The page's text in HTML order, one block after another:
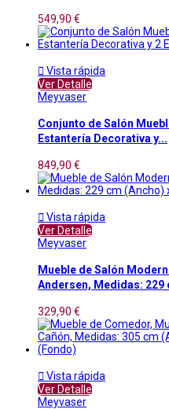
549,90 €
 Vista rápida
Ver Detalle
Meyvaser
Conjunto de Salón
Estantería Decorativa y...
849,90 €
 Vista rápida
Ver Detalle
Meyvaser
Mueble de Salón
Andersen, Medidas: 229
329,90 €
 Vista rápida
Ver Detalle
Meyvaser